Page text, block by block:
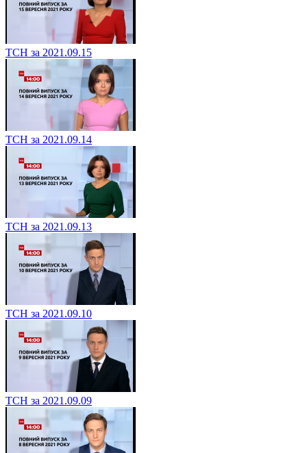
ТСН за 2021.09.15
ТСН за 2021.09.14
ТСН за 2021.09.13
ТСН за 2021.09.10
ТСН за 2021.09.09